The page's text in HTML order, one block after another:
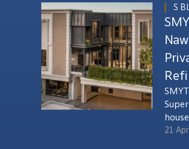
S
- an
21